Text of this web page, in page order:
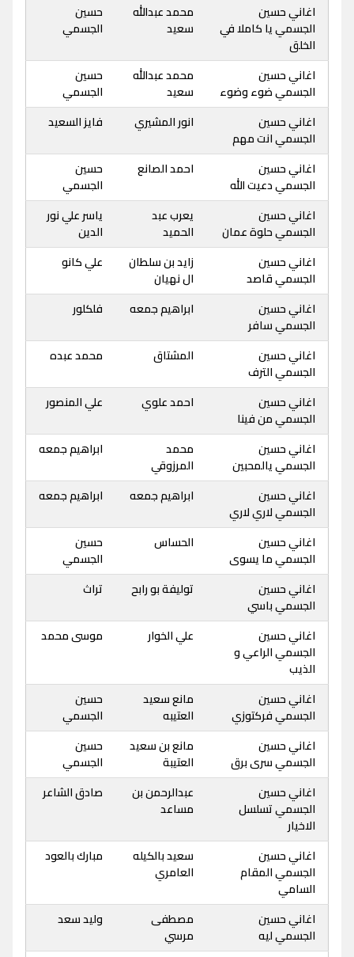
اغاني حسين
الجسمي يا كاملا في
الخلق
محمد عبدالله
سعيد
حسين
الجسمي
اغاني حسين
الجسمي ضوء وضوء
محمد عبدالله
سعيد
حسين
الجسمي
اغاني حسين
الجسمي انت مهم
انور المشيري فايز السعيد
اغاني حسين
الجسمي دعيت الله
احمد الصانع
حسين
الجسمي
اغاني حسين
الجسمي حلوة عمان
يعرب عبد
الحميد
ياسر علي نور
الدين
اغاني حسين
الجسمي قاصد
زايد بن سلطان
ال نهيان
علي كانو
اغاني حسين
الجسمي سافر
ابراهيم جمعه فلكلور
اغاني حسين
الجسمي الترف
المشتاق محمد عبده
اغاني حسين
الجسمي من فينا
احمد علوي علي المنصور
اغاني حسين
الجسمي يالمحبين
محمد
المرزوقي
ابراهيم جمعه
اغاني حسين
الجسمي لاري لاري
ابراهيم جمعه ابراهيم جمعه
اغاني حسين
الجسمي ما يسوى
الحساس
حسين
الجسمي
اغاني حسين
الجسمي باسي
توليفة بو رابح تراث
اغاني حسين
الجسمي الراعي و
الذيب
علي الخوار موسى محمد
اغاني حسين
الجسمي فركتوزي
مانع سعيد
العتيبه
حسين
الجسمي
اغاني حسين
الجسمي سرى برق
مانع بن سعيد
العتيبة
حسين
الجسمي
اغاني حسين
الجسمي تسلسل
الاخيار
عبدالرحمن بن
مساعد
صادق الشاعر
اغاني حسين
الجسمي المقام
السامي
سعيد بالكيله
العامري
مبارك بالعود
اغاني حسين
الجسمي ليه
مصطفى
مرسي
وليد سعد